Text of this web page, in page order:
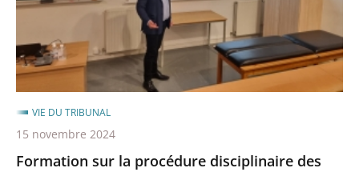
masseurs-
kinésithérapeutes
Formation sur la procédure disciplinaire des
VIE DU TRIBUNAL
15 novembre 2024